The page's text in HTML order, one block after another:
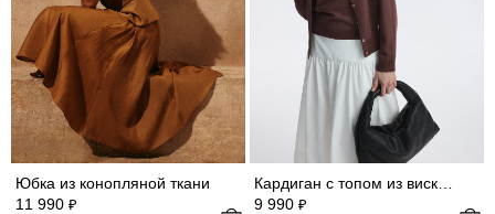
Юбка из конопляной ткани
11 990 ₽
9 990 ₽